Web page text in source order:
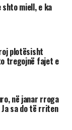
miell, e ka
plotësisht
tregojnë fajet e
në janar rroga
sa do të rriten